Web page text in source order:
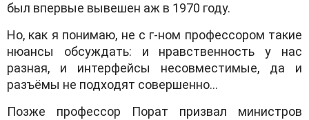
был впервые вывешен аж в 1970 году.
Но, как я понимаю, не с г-ном профессором такие
нюансы обсуждать: и нравственность у нас
разная, и интерфейсы несовместимые, да и
разъёмы не подходят совершенно…
Позже профессор Порат призвал министров